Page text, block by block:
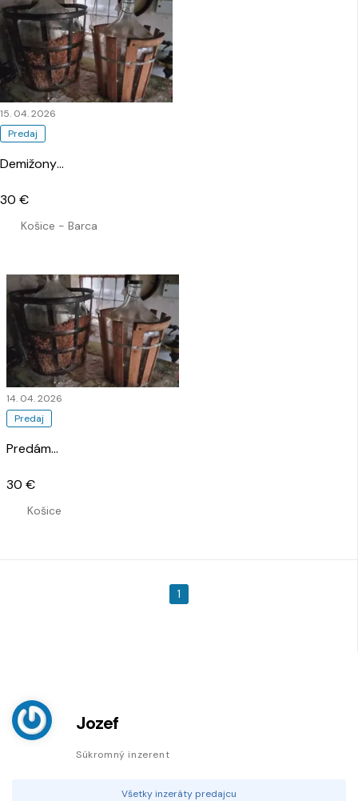
Predaj
15. 04. 2026
Demižony…
Košice - Barca
30 €
Predaj
14. 04. 2026
Predám…
Košice
30 €
1
Jozef
Súkromný inzerent
Všetky inzeráty predajcu